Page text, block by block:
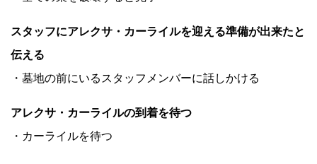
スタッフにアレクサ・カーライルを迎える準備が出来たと
伝える
・墓地の前にいるスタッフメンバーに話しかける
アレクサ・カーライルの到着を待つ
・カーライルを待つ